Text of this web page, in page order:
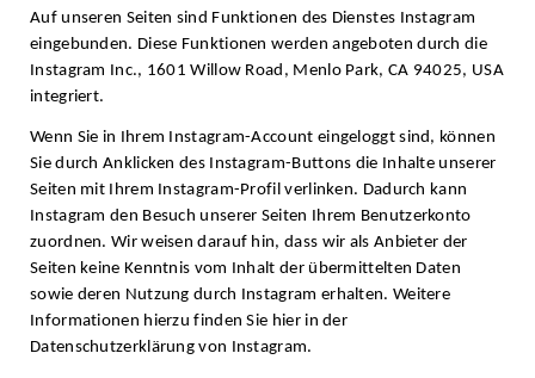
Auf unseren Seiten sind Funktionen des Dienstes Instagram
eingebunden. Diese Funktionen werden angeboten durch die
Instagram Inc., 1601 Willow Road, Menlo Park, CA 94025, USA
integriert.
Wenn Sie in Ihrem Instagram-Account eingeloggt sind, können
Sie durch Anklicken des Instagram-Buttons die Inhalte unserer
Seiten mit Ihrem Instagram-Profil verlinken. Dadurch kann
Instagram den Besuch unserer Seiten Ihrem Benutzerkonto
zuordnen. Wir weisen darauf hin, dass wir als Anbieter der
Seiten keine Kenntnis vom Inhalt der übermittelten Daten
sowie deren Nutzung durch Instagram erhalten. Weitere
Informationen hierzu finden Sie hier in der
Datenschutzerklärung von Instagram.